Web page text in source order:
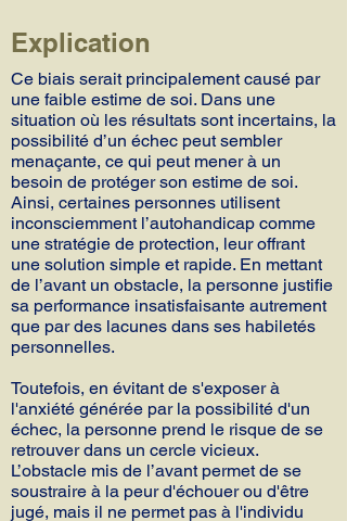
Explication
Ce biais serait principalement causé par
une faible estime de soi. Dans une
situation où les résultats sont incertains, la
possibilité d’un échec peut sembler
menaçante, ce qui peut mener à un
besoin de protéger son estime de soi.
Ainsi, certaines personnes utilisent
inconsciemment l’autohandicap comme
une stratégie de protection, leur offrant
une solution simple et rapide. En mettant
de l’avant un obstacle, la personne justifie
sa performance insatisfaisante autrement
que par des lacunes dans ses habiletés
personnelles.
Toutefois, en évitant de s'exposer à
l'anxiété générée par la possibilité d'un
échec, la personne prend le risque de se
retrouver dans un cercle vicieux.
L’obstacle mis de l’avant permet de se
soustraire à la peur d'échouer ou d'être
jugé, mais il ne permet pas à l'individu